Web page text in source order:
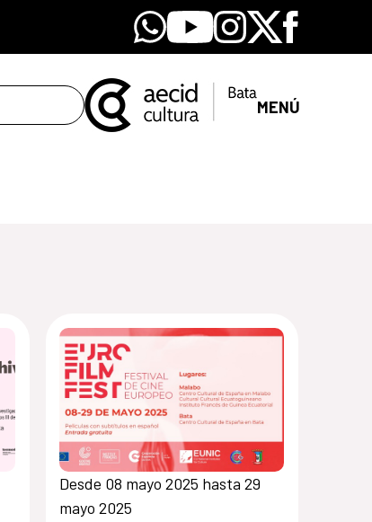
Whatsapp
YoutubeInstagram
X Facebook
MENÚ
Desde 08 mayo 2025 hasta 29
mayo 2025